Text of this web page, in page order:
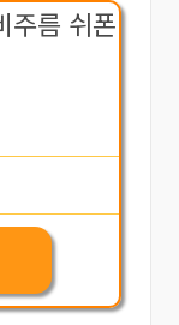
주름 쉬폰